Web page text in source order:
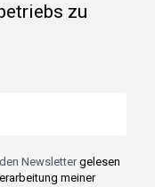
zu
Newslettergelesen
meiner